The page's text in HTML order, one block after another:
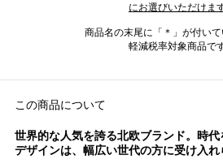
にお選びいただけます
商品名の末尾に「＊」が付いて
軽減税率対象商品です
この商品について
世界的な人気を誇る北欧ブランド。時
デザインは、幅広い世代の方に受け入れ